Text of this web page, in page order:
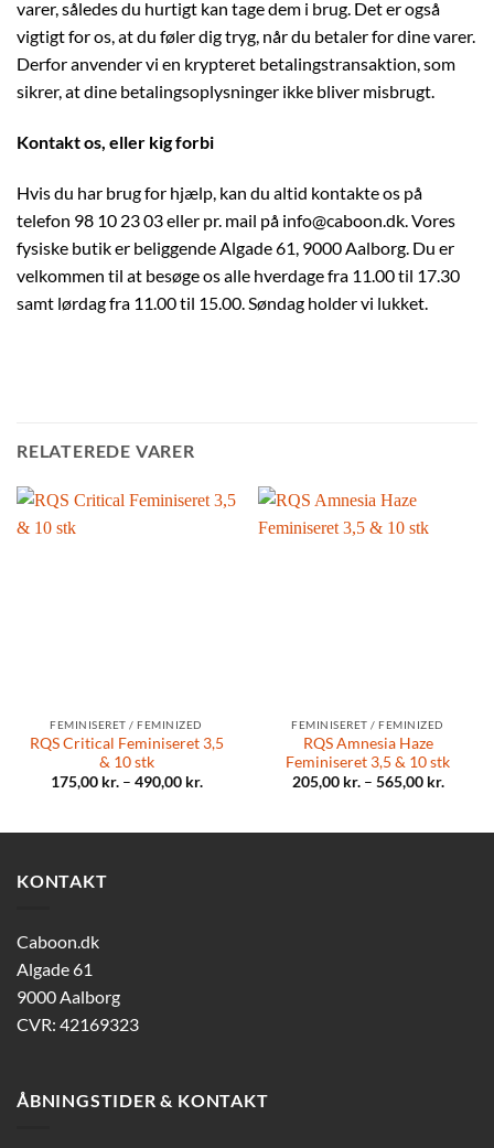
varer, således du hurtigt kan tage dem i brug. Det er også
vigtigt for os, at du føler dig tryg, når du betaler for dine varer.
Derfor anvender vi en krypteret betalingstransaktion, som
sikrer, at dine betalingsoplysninger ikke bliver misbrugt.
Kontakt os, eller kig forbi
Hvis du har brug for hjælp, kan du altid kontakte os på
telefon 98 10 23 03 eller pr. mail på info@caboon.dk. Vores
fysiske butik er beliggende Algade 61, 9000 Aalborg. Du er
velkommen til at besøge os alle hverdage fra 11.00 til 17.30
samt lørdag fra 11.00 til 15.00. Søndag holder vi lukket.
RELATEREDE VARER
FEMINISERET / FEMINIZED
RQS Critical Feminiseret 3,5
& 10 stk
175,00 kr.– 490,00 kr.
FEMINISERET / FEMINIZED
RQS Amnesia Haze
Feminiseret 3,5 & 10 stk
205,00 kr.– 565,00 kr.
KONTAKT
Caboon.dk
Algade 61
9000 Aalborg
CVR: 42169323
ÅBNINGSTIDER & KONTAKT